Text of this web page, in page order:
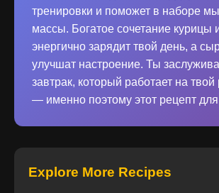
тренировки и поможет в наборе
массы. Богатое сочетание курицы
энергично зарядит твой день, а
улучшат настроение. Ты
завтрак, который работает на твой
— именно поэтому этот рецепт для
Explore More Recipes